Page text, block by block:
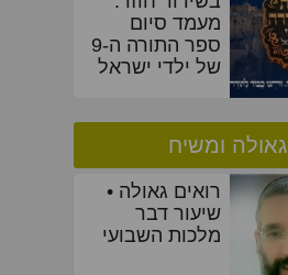
יורד, השמש
אוטוטו שוקעת!
גאולה ומשיח
רואים גאולה •
שיעור דבר
מלכות השבועי